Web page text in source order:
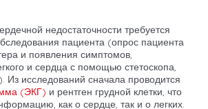
недостаточности требуется
пациента (опрос пациента
и появления симптомов,
и сердца с помощью стетоскопа,
Из исследований сначала проводится
(ЭКГ) и рентген грудной клетки, что
как о сердце, так и о легких.